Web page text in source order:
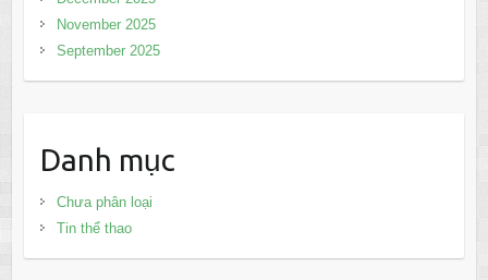
November 2025
September 2025
Danh mục
Chưa phân loại
Tin thể thao